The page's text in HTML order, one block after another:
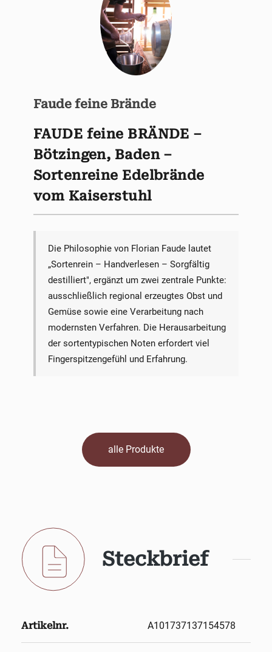
Faude feine Brände
FAUDE feine BRÄNDE –
Bötzingen, Baden –
Sortenreine Edelbrände
vom Kaiserstuhl
Die Philosophie von Florian Faude lautet
„Sortenrein – Handverlesen – Sorgfältig
destilliert", ergänzt um zwei zentrale Punkte:
ausschließlich regional erzeugtes Obst und
Gemüse sowie eine Verarbeitung nach
modernsten Verfahren. Die Herausarbeitung
der sortentypischen Noten erfordert viel
Fingerspitzengefühl und Erfahrung.
alle Produkte
Steckbrief
Artikelnr. A101737137154578